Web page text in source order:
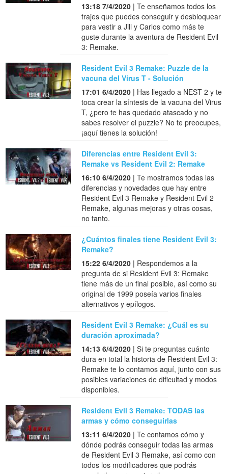
13:18 7/4/2020 | Te enseñamos todos los
trajes que puedes conseguir y desbloquear
para vestir a Jill y Carlos como más te
guste durante la aventura de Resident Evil
3: Remake.
Resident Evil 3 Remake: Puzzle de la
vacuna del Virus T - Solución
17:01 6/4/2020 | Has llegado a NEST 2 y te
toca crear la síntesis de la vacuna del Virus
T, ¿pero te has quedado atascado y no
sabes resolver el puzzle? No te preocupes,
¡aquí tienes la solución!
Diferencias entre Resident Evil 3:
Remake vs Resident Evil 2: Remake
16:10 6/4/2020 | Te mostramos todas las
diferencias y novedades que hay entre
Resident Evil 3 Remake y Resident Evil 2
Remake, algunas mejoras y otras cosas,
no tanto.
¿Cuántos finales tiene Resident Evil 3:
Remake?
15:22 6/4/2020 | Respondemos a la
pregunta de si Resident Evil 3: Remake
tiene más de un final posible, así como su
original de 1999 poseía varios finales
alternativos y epílogos.
Resident Evil 3 Remake: ¿Cuál es su
duración aproximada?
14:13 6/4/2020 | Si te preguntas cuánto
dura en total la historia de Resident Evil 3:
Remake te lo contamos aquí, junto con sus
posibles variaciones de dificultad y modos
disponibles.
Resident Evil 3 Remake: TODAS las
armas y cómo conseguirlas
13:11 6/4/2020 | Te contamos cómo y
dónde podrás conseguir todas las armas
de Resident Evil 3 Remake, así como con
todos los modificadores que podrás